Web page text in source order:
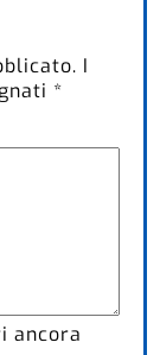
I
*
ancora